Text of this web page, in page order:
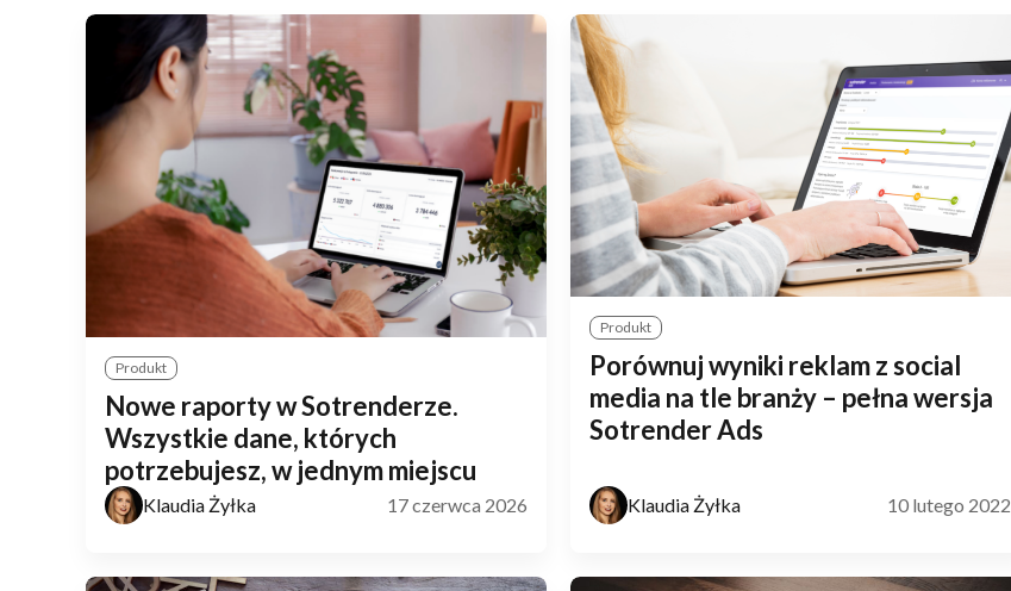
Produkt
Nowe raporty w Sotrenderze.
Wszystkie dane, których
potrzebujesz, w jednym miejscu
Klaudia Żyłka 17 czerwca 2026
Produkt
Porównuj wyniki reklam z social
media na tle branży – pełna wersja
Sotrender Ads
Klaudia Żyłka 10 lutego 2022